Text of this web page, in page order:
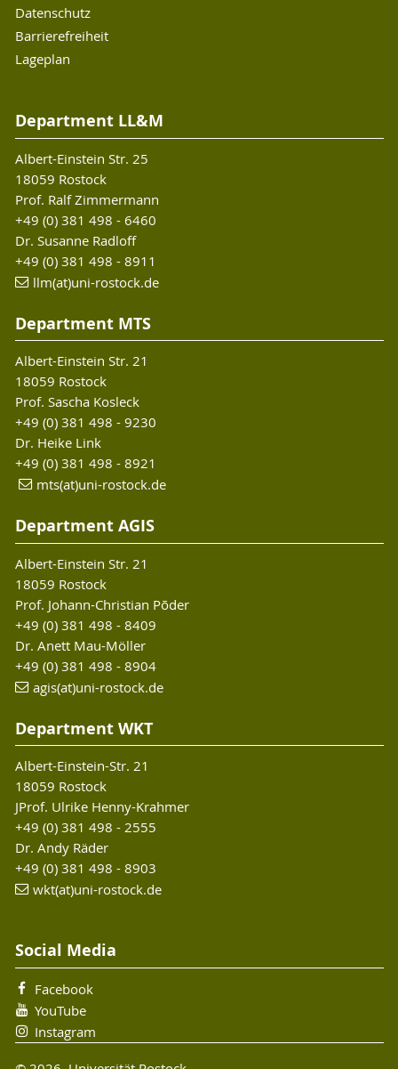
Datenschutz
Barrierefreiheit
Lageplan
Department LL&M
Albert-Einstein Str. 25
18059 Rostock
Prof. Ralf Zimmermann
+49 (0) 381 498 - 6460
Dr. Susanne Radloff
+49 (0) 381 498 - 8911
llm(at)uni-rostock.de
Department MTS
Albert-Einstein Str. 21
18059 Rostock
Prof. Sascha Kosleck
+49 (0) 381 498 - 9230
Dr. Heike Link
+49 (0) 381 498 - 8921
mts(at)uni-rostock.de
Department AGIS
Albert-Einstein Str. 21
18059 Rostock
Prof. Johann-Christian Põder
+49 (0) 381 498 - 8409
Dr. Anett Mau-Möller
+49 (0) 381 498 - 8904
agis(at)uni-rostock.de
Department WKT
Albert-Einstein-Str. 21
18059 Rostock
JProf. Ulrike Henny-Krahmer
+49 (0) 381 498 - 2555
Dr. Andy Räder
+49 (0) 381 498 - 8903
wkt(at)uni-rostock.de
Social Media
Facebook
YouTube
Instagram